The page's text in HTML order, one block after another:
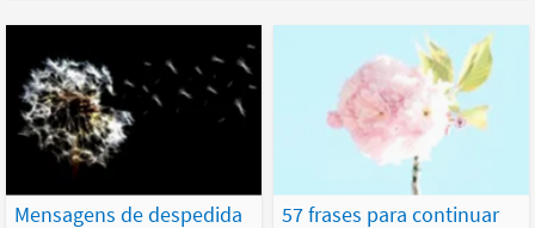
Mensagens de despedida
57 frases para continuar